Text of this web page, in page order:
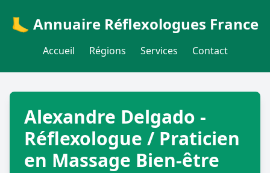
🦶 Annuaire Réflexologues France
Accueil Régions Services Contact
Alexandre Delgado -
Réflexologue / Praticien
en Massage Bien-être